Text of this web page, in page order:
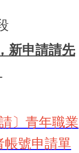
新申請請先
〕青年職業
帳號申請單